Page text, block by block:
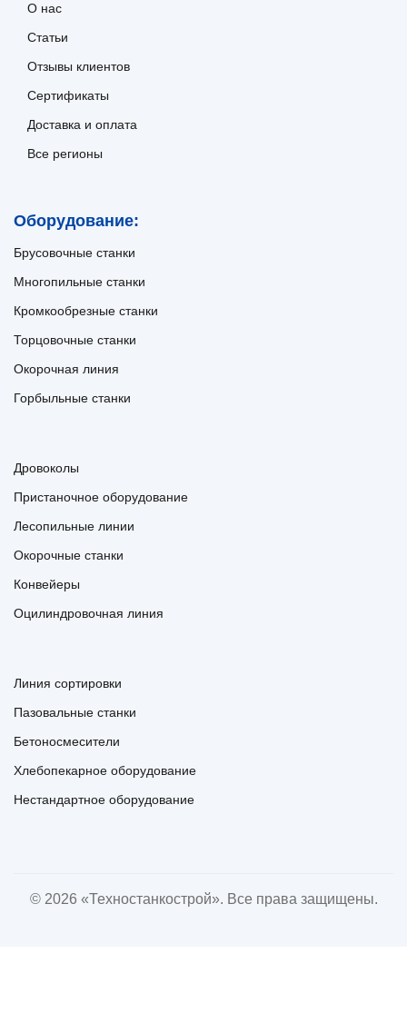
О нас
Статьи
Отзывы клиентов
Сертификаты
Доставка и оплата
Все регионы
Оборудование:
Брусовочные станки
Многопильные станки
Кромкообрезные станки
Торцовочные станки
Окорочная линия
Горбыльные станки
Дровоколы
Пристаночное оборудование
Лесопильные линии
Окорочные станки
Конвейеры
Оцилиндровочная линия
Линия сортировки
Пазовальные станки
Бетоносмесители
Хлебопекарное оборудование
Нестандартное оборудование
© 2026 «Техностанкострой». Все права защищены.